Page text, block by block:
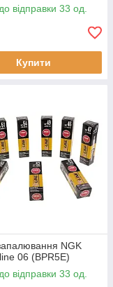
відправки 33 од.
Купити
NGK
06 (BPR5E)
відправки 33 од.